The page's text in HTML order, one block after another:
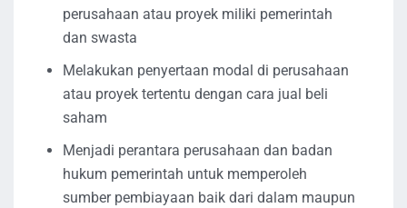
perusahaan atau proyek miliki pemerintah
dan swasta
Melakukan penyertaan modal di perusahaan
atau proyek tertentu dengan cara jual beli
saham
Menjadi perantara perusahaan dan badan
hukum pemerintah untuk memperoleh
sumber pembiayaan baik dari dalam maupun